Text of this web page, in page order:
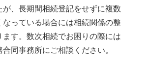
が、長期間相続登記をせずに複数
なっている場合には相続関係の整
ます。数次相続でお困りの際には
同事務所にご相談ください。